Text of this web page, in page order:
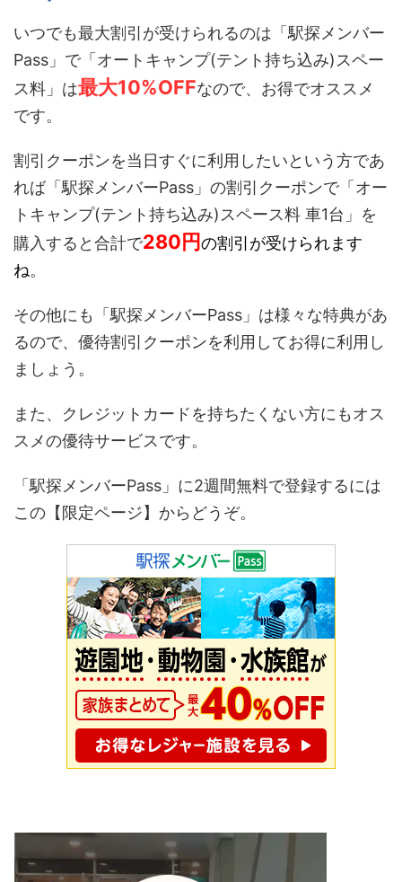
いつでも最大割引が受けられるのは「駅探メンバー
Pass」で「 オートキャンプ(テント持ち込み)スペー
ス料 」は最大10%OFFなので、お得でオススメ
です。
割引クーポンを当日すぐに利用したいという方であ
れば「駅探メンバーPass」の割引クーポンで「 オー
トキャンプ(テント持ち込み)スペース料 車1台 」を
購入すると合計で280円の割引が受けられます
ね。
その他にも「駅探メンバーPass」は様々な特典があ
るので、優待割引クーポンを利用してお得に利用し
ましょう。
また、クレジットカードを持ちたくない方にもオス
スメの優待サービスです。
「駅探メンバーPass」に2週間無料で登録するには
この【限定ページ】からどうぞ。